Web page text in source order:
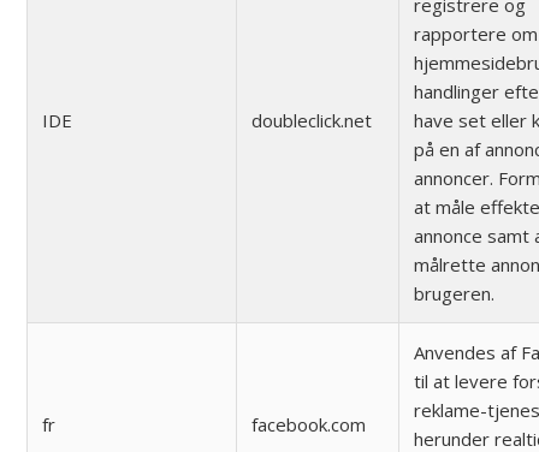
IDE doubleclick.net
registrere og
rapportere om
handlinger
have set eller
på en af
annoncer.
at måle
annonce samt
målrette
brugeren.
fr facebook.com
Anvendes af
til at levere
reklame-
herunder